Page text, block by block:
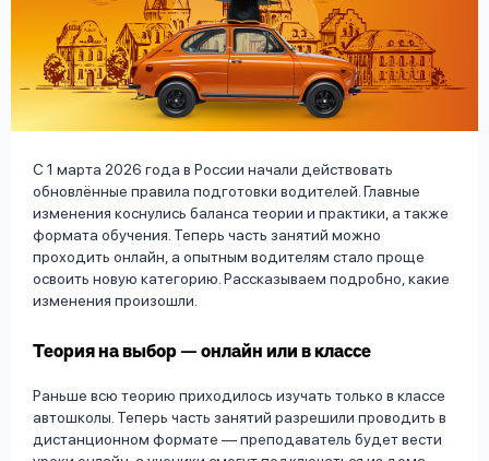
С 1 марта 2026 года в России начали действовать
обновлённые правила подготовки водителей. Главные
изменения коснулись баланса теории и практики, а также
формата обучения. Теперь часть занятий можно
проходить онлайн, а опытным водителям стало проще
освоить новую категорию. Рассказываем подробно, какие
изменения произошли.
Теория на выбор — онлайн или в классе
Раньше всю теорию приходилось изучать только в классе
автошколы. Теперь часть занятий разрешили проводить в
дистанционном формате — преподаватель будет вести
Оформить заявку
Задать
вопрос
Ответы
на
вопросы
обработку
личных
данных